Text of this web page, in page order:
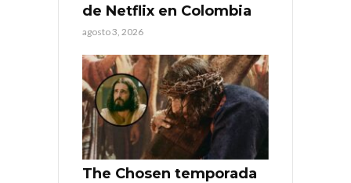
de Netflix en Colombia
agosto 3, 2026
The Chosen temporada